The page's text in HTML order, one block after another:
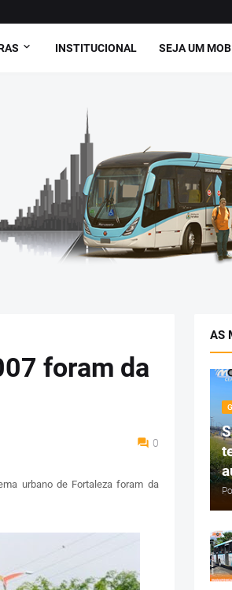
INSTITUCIONAL SEJA UM MOB
foram da
0
urbano de Fortaleza foram da
AS